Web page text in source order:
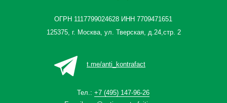
125375, г. Москва, ул. Тверская, д.24,стр. 2
Тел.: +7 (495) 147-96-26
ОГРН 1117799024628 ИНН 7709471651
t.me/anti_kontrafact